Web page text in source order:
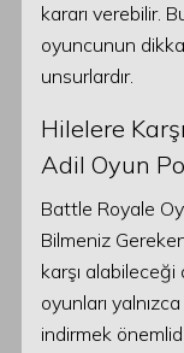
kararı verebilir.
oyuncunun
unsurlardır.
Hilelere
Adil Oyun
Battle Royale
Bilmeniz
karşı
oyunları
indirmek